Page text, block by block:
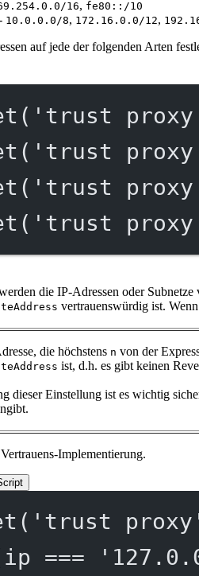
16, fe80::/10
10.0.0.0/8, 172.16.0.0/12,
auf jede der folgenden Arten
( 'trust
( 'trust
( 'trust
( 'trust
die IP-Adressen oder
vertrauenswürdig ist.
die höchstens n von der
ist, d.h. es gibt keinen
dieser Einstellung ist es wichtig
Implementierung.
( 'trust
===